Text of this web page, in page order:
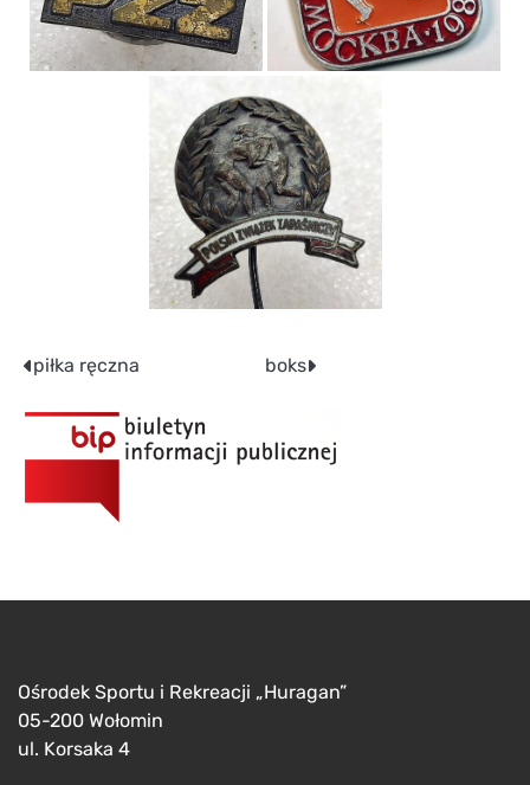
Nawigacja
wpisu
piłka ręczna boks
Ośrodek Sportu i Rekreacji „Huragan”
05-200 Wołomin
ul. Korsaka 4